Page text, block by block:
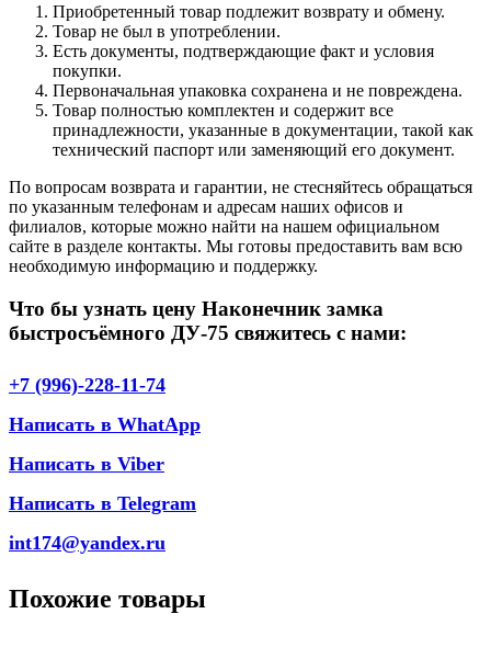
Приобретенный товар подлежит возврату и обмену.
Товар не был в употреблении.
Есть документы, подтверждающие факт и условия
покупки.
Первоначальная упаковка сохранена и не повреждена.
Товар полностью комплектен и содержит все
принадлежности, указанные в документации, такой как
технический паспорт или заменяющий его документ.
По вопросам возврата и гарантии, не стесняйтесь обращаться
по указанным телефонам и адресам наших офисов и
филиалов, которые можно найти на нашем официальном
сайте в разделе контакты. Мы готовы предоставить вам всю
необходимую информацию и поддержку.
Что бы узнать цену Наконечник замка
быстросъёмного ДУ-75 свяжитесь с нами:
+7 (996)-228-11-74
Написать в WhatApp
Написать в Viber
Написать в Telegram
int174@yandex.ru
Похожие товары